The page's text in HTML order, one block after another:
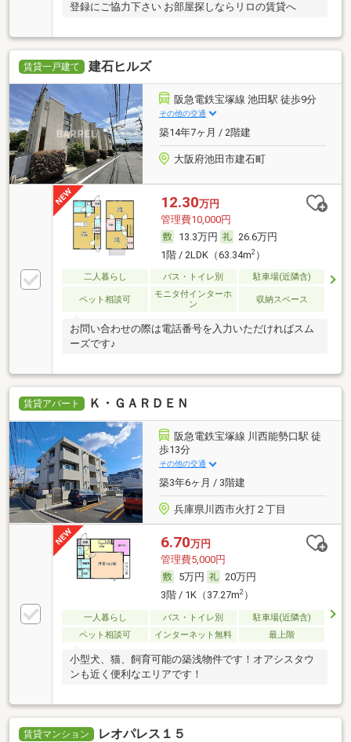
登録にご協力下さい お部屋探しならリロの賃貸へ
賃貸一戸建て 建石ヒルズ
阪急電鉄宝塚線 池田駅 徒歩9分
その他の交通
築14年7ヶ月 / 2階建
大阪府池田市建石町
12.30万円
管理費10,000円
13.3万円
26.6万円
1階 / 2LDK（63.34m2）
二人暮らし バス・トイレ別 駐車場(近隣含)
ペット相談可
モニタ付インターホ
ン
収納スペース
お問い合わせの際は電話番号を入力いただければスム
ーズです♪
賃貸アパート Ｋ・ＧＡＲＤＥＮ
阪急電鉄宝塚線 川西能勢口駅 徒
歩13分
その他の交通
築3年6ヶ月 / 3階建
兵庫県川西市火打２丁目
6.70万円
管理費5,000円
5万円
20万円
3階 / 1K（37.27m2）
一人暮らし バス・トイレ別
駐車場(近隣含)
ペット相談可
インターネット無料 最上階
小型犬、猫、飼育可能の築浅物件です！オアシスタウ
ンも近く便利なエリアです！
賃貸マンション レオパレス１５